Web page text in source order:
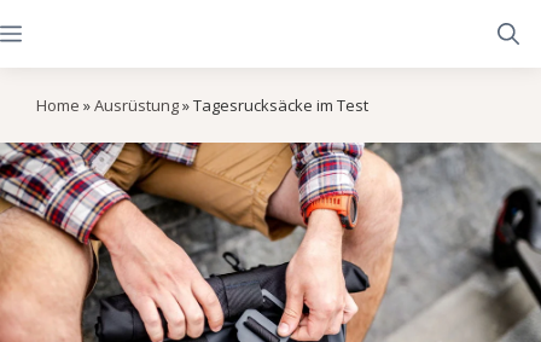
Zum
Inhalt
springen
Menü
Home »Ausrüstung»Tagesrucksäcke im Test